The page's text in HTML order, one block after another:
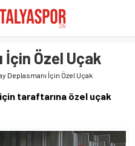
İçin Özel Uçak
Deplasmanı İçin Özel Uçak
taraftarına özel uçak